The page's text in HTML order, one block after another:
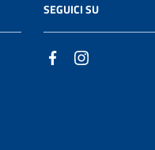
SEGUICI SU